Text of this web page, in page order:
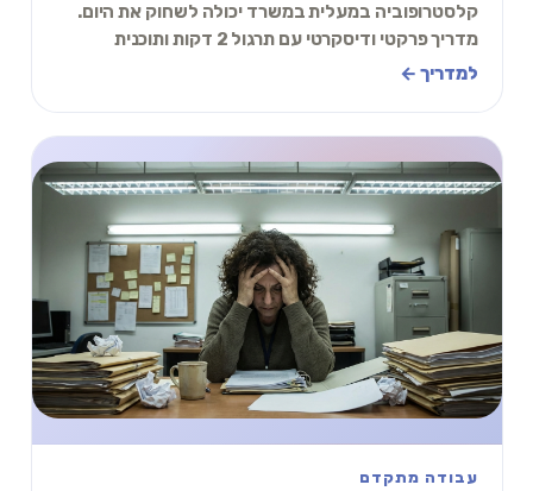
קלסטרופוביה במעלית במשרד יכולה לשחוק את היום.
מדריך פרקטי ודיסקרטי עם תרגול 2 דקות ותוכנית
הדרגתית לעבודה.
למדריך ←
עבודה מתקדם